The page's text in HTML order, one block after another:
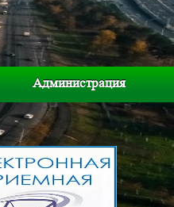
Администрация